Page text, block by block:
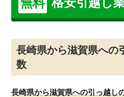
無料
長崎県から滋賀県への
数
長崎県から滋賀県への引っ越し